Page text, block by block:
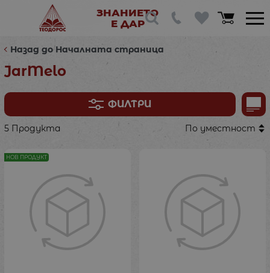
ЗНАНИЕТО
Е ДАР
Назад до Началната страница
JarMelo
ФИЛТРИ
5 Продукта По уместност
НОВ ПРОДУКТ